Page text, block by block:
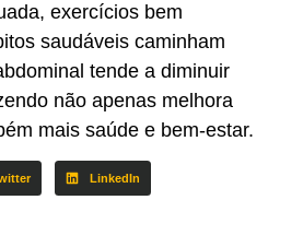
exercícios bem
saudáveis caminham
tende a diminuir
não apenas melhora
mais saúde e bem-estar.
LinkedIn